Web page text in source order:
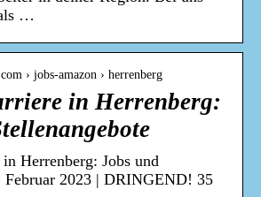
…
› jobs-amazon › herrenberg
in Herrenberg:
Herrenberg: Jobs und
Februar 2023 | DRINGEND! 35